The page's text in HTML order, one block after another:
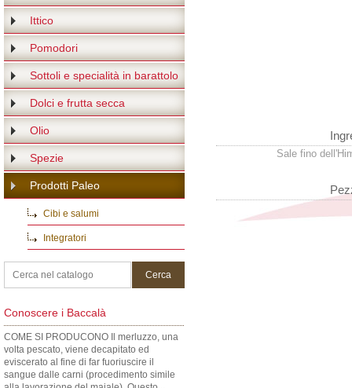
Ittico
Pomodori
Sottoli e specialità in barattolo
Dolci e frutta secca
Olio
Spezie
Prodotti Paleo
Cibi e salumi
Integratori
Conoscere i Baccalà
COME SI PRODUCONO Il merluzzo, una
volta pescato, viene decapitato ed
eviscerato al fine di far fuoriuscire il
sangue dalle carni (procedimento simile
Sale fino